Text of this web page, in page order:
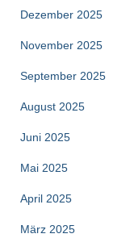
Dezember 2025
November 2025
September 2025
August 2025
Juni 2025
Mai 2025
April 2025
März 2025